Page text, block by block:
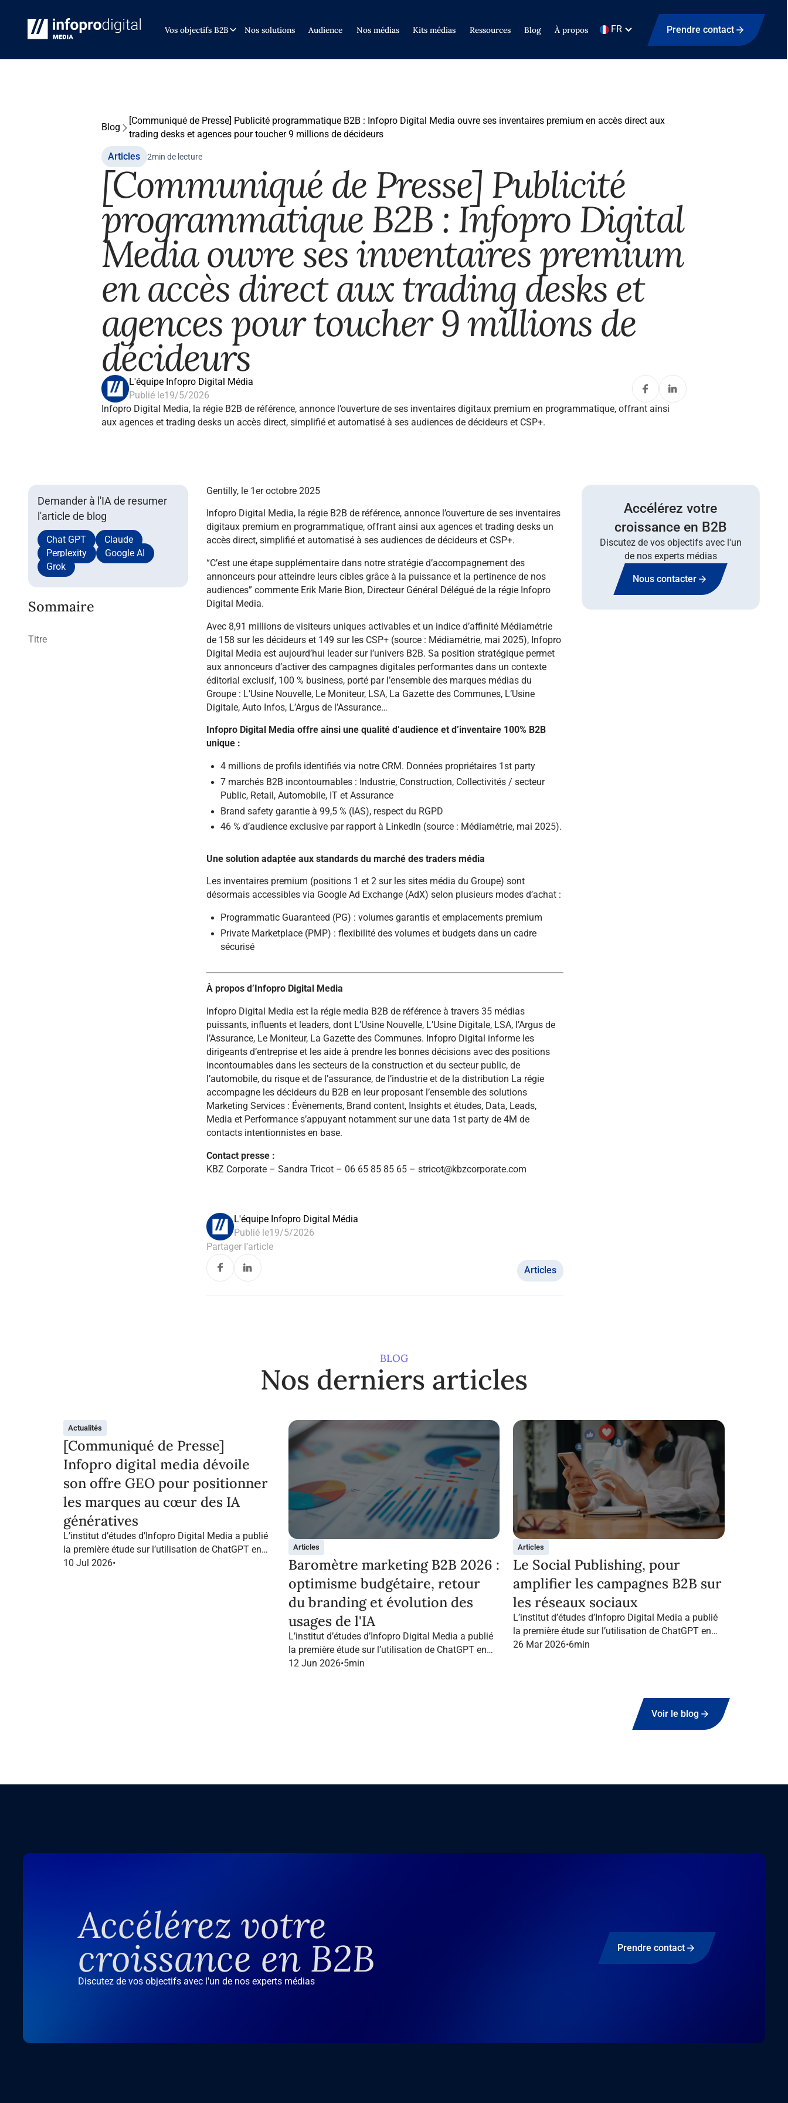
Vos objectifs B2B Nos solutions Audience Nos médias Kits médias Ressources Blog À propos FR Prendre contact
Blog
[Communiqué de Presse] Publicité programmatique B2B : Infopro Digital Media ouvre ses inventaires premium en accès direct aux
trading desks et agences pour toucher 9 millions de décideurs
Articles 2min de lecture
[Communiqué de Presse] Publicité
programmatique B2B : Infopro Digital
Media ouvre ses inventaires premium
en accès direct aux trading desks et
agences pour toucher 9 millions de
décideurs
L'équipe Infopro Digital Média
Publié le19/5/2026
Infopro Digital Media, la régie B2B de référence, annonce l’ouverture de ses inventaires digitaux premium en programmatique, offrant ainsi
aux agences et trading desks un accès direct, simplifié et automatisé à ses audiences de décideurs et CSP+.
Demander à l'IA de resumer
l'article de blog
Chat GPT
Claude
Perplexity
Google AI
Grok
Sommaire
Titre
Gentilly, le 1er octobre 2025
Infopro Digital Media, la régie B2B de référence, annonce l’ouverture de ses inventaires
digitaux premium en programmatique, offrant ainsi aux agences et trading desks un
accès direct, simplifié et automatisé à ses audiences de décideurs et CSP+.
“C’est une étape supplémentaire dans notre stratégie d’accompagnement des
annonceurs pour atteindre leurs cibles grâce à la puissance et la pertinence de nos
audiences”commente Erik Marie Bion, Directeur Général Délégué de la régie Infopro
Digital Media.
Avec 8,91 millions de visiteurs uniques activables et un indice d’affinité Médiamétrie
de 158 sur les décideurs et 149 sur les CSP+ (source : Médiamétrie, mai 2025), Infopro
Digital Media est aujourd’hui leader sur l’univers B2B. Sa position stratégique permet
aux annonceurs d’activer des campagnes digitales performantes dans un contexte
éditorial exclusif, 100 % business, porté par l’ensemble des marques médias du
Groupe : L’Usine Nouvelle, Le Moniteur, LSA, La Gazette des Communes, L’Usine
Digitale, Auto Infos, L’Argus de l’Assurance…
Infopro Digital Media offre ainsi une qualité d’audience et d’inventaire 100% B2B
unique :
4 millions de profils identifiés via notre CRM. Données propriétaires 1st party
7 marchés B2B incontournables : Industrie, Construction, Collectivités / secteur
Public, Retail, Automobile, IT et Assurance
Brand safety garantie à 99,5 % (IAS), respect du RGPD
46 % d’audience exclusive par rapport à LinkedIn (source : Médiamétrie, mai 2025).
Une solution adaptée aux standards du marché des traders média
Les inventaires premium (positions 1 et 2 sur les sites média du Groupe) sont
désormais accessibles via Google Ad Exchange (AdX) selon plusieurs modes d’achat :
Programmatic Guaranteed (PG) : volumes garantis et emplacements premium
Private Marketplace (PMP) : flexibilité des volumes et budgets dans un cadre
sécurisé
À propos d’Infopro Digital Media
Infopro Digital Media est la régie media B2B de référence à travers 35 médias
puissants, influents et leaders, dont L’Usine Nouvelle, L’Usine Digitale, LSA, l’Argus de
l’Assurance, Le Moniteur, La Gazette des Communes. Infopro Digital informe les
dirigeants d’entreprise et les aide à prendre les bonnes décisions avec des positions
incontournables dans les secteurs de la construction et du secteur public, de
l’automobile, du risque et de l’assurance, de l’industrie et de la distribution La régie
accompagne les décideurs du B2B en leur proposant l’ensemble des solutions
Marketing Services : Évènements, Brand content, Insights et études, Data, Leads,
Media et Performance s’appuyant notamment sur une data 1st party de 4M de
contacts intentionnistes en base.
Contact presse :
KBZ Corporate – Sandra Tricot – 06 65 85 85 65 – stricot@kbzcorporate.com
L'équipe Infopro Digital Média
Publié le19/5/2026
Partager l’article
Articles
Accélérez votre
croissance en B2B
Discutez de vos objectifs avec l'un
de nos experts médias
Nous contacter
BLOG
Nos derniers articles
Actualités
[Communiqué de Presse]
Infopro digital media dévoile
son offre GEO pour positionner
les marques au cœur des IA
génératives
L’institut d’études d’Infopro Digital Media a publié
la première étude sur l’utilisation de ChatGPT en
France dans le marketing B2B.
10 Jul 2026•
Articles
Baromètre marketing B2B 2026 :
optimisme budgétaire, retour
du branding et évolution des
usages de l'IA
L’institut d’études d’Infopro Digital Media a publié
la première étude sur l’utilisation de ChatGPT en
France dans le marketing B2B.
12 Jun 2026•5min
Articles
Le Social Publishing, pour
amplifier les campagnes B2B sur
les réseaux sociaux
L’institut d’études d’Infopro Digital Media a publié
la première étude sur l’utilisation de ChatGPT en
France dans le marketing B2B.
26 Mar 2026•6min
Voir le blog
Accélérez votre
croissance en B2B
Discutez de vos objectifs avec l'un de nos experts médias
Prendre contact